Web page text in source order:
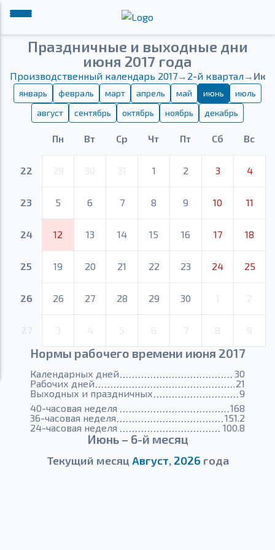
Праздничные и выходные дни
июня 2017 года
Производственный календарь 2017→ 2-й квартал→
январь февраль март апрель май июнь
июль
август
сентябрь октябрь ноябрь декабрь
Пн Вт Ср Чт Пт Сб Вс
22 29 30 31 1 2 3 4
23 5 6 7 8 9 10 11
24 12 13 14 15 16 17 18
25 19 20 21 22 23 24 25
26 26 27 28 29 30 1 2
3 4 5 6 7 8 9
Нормы рабочего времени июня 2017
Календарных дней
30
Рабочих дней
21
Выходных и праздничных
9
40-часовая неделя
168
36-часовая неделя
151.2
24-часовая неделя
100.8
Июнь – 6-й месяц
Текущий месяц Август, 2026 года